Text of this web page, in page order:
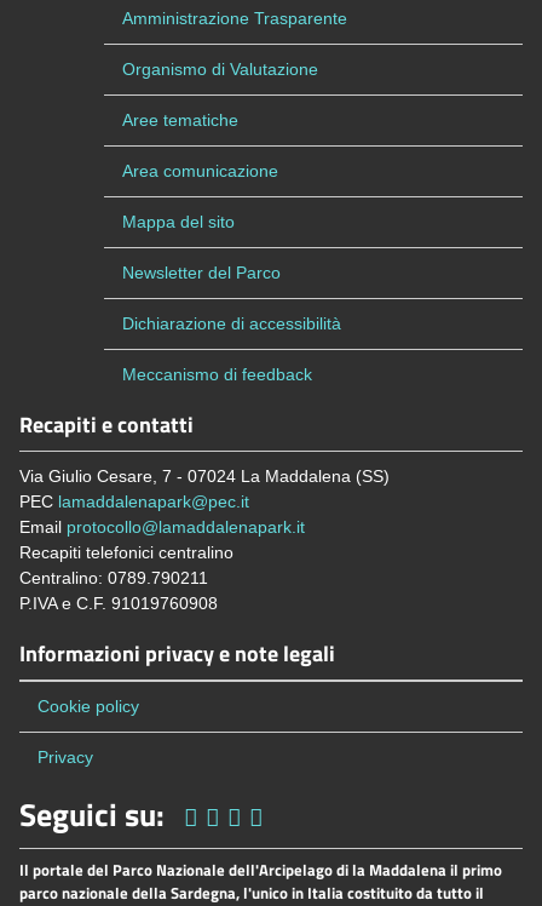
Amministrazione Trasparente
Organismo di Valutazione
Aree tematiche
Area comunicazione
Mappa del sito
Newsletter del Parco
Dichiarazione di accessibilità
Meccanismo di feedback
Recapiti e contatti
Via Giulio Cesare, 7 - 07024 La Maddalena (SS)
PEC lamaddalenapark@pec.it
Email protocollo@lamaddalenapark.it
Recapiti telefonici centralino
Centralino: 0789.790211
P.IVA e C.F. 91019760908
Informazioni privacy e note legali
Cookie policy
Privacy
Seguici su:
Il portale del Parco Nazionale dell'Arcipelago di la Maddalena il primo
parco nazionale della Sardegna, l'unico in Italia costituito da tutto il